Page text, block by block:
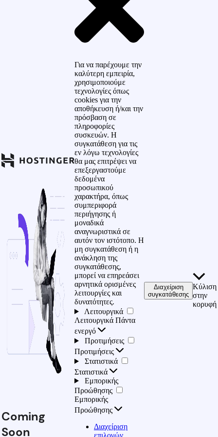
Coming
Soon
Για να παρέχουμε την
καλύτερη εμπειρία,
χρησιμοποιούμε
τεχνολογίες όπως
cookies για την
αποθήκευση ή/και την
πρόσβαση σε
πληροφορίες
συσκευών. Η
συγκατάθεση για τις
εν λόγω τεχνολογίες
θα μας επιτρέψει να
επεξεργαστούμε
δεδομένα
προσωπικού
χαρακτήρα, όπως
συμπεριφορά
περιήγησης ή
μοναδικά
αναγνωριστικά σε
αυτόν τον ιστότοπο. Η
μη συγκατάθεση ή η
ανάκληση της
συγκατάθεσης,
μπορεί να επηρεάσει
αρνητικά ορισμένες
λειτουργίες και
δυνατότητες.
Λειτουργικά
Λειτουργικά Πάντα
ενεργό
Προτιμήσεις
Προτιμήσεις
Στατιστικά
Στατιστικά
Εμπορικής
Προώθησης
Εμπορικής
Προώθησης
Διαχείριση
επιλογών
Διαχείριση
συγκατάθεσης
Κύλιση
στην
κορυφή